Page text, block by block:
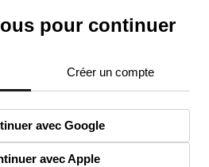
pour continuer
Créer un compte
avec Google
avec Apple